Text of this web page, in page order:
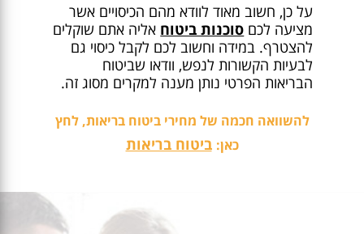
על כן, חשוב מאוד לוודא מהם הכיסויים אשר
מציעה לכם סוכנות ביטוח אליה אתם שוקלים
להצטרף. במידה וחשוב לכם לקבל כיסוי גם
לבעיות הקשורות לנפש, וודאו שביטוח
הבריאות הפרטי נותן מענה למקרים מסוג זה.
להשוואה חכמה של מחירי ביטוח בריאות, לחץ
כאן: ביטוח בריאות